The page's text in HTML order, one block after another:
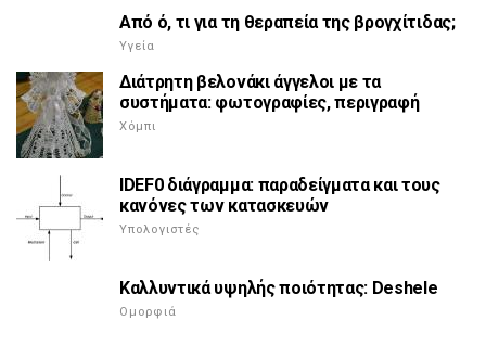
Από ό, τι για τη θεραπεία της βρογχίτιδας;
Υγεία
Διάτρητη βελονάκι άγγελοι με τα
συστήματα: φωτογραφίες, περιγραφή
Χόμπι
IDEF0 διάγραμμα: παραδείγματα και τους
κανόνες των κατασκευών
Υπολογιστές
Καλλυντικά υψηλής ποιότητας: Deshele
Ομορφιά